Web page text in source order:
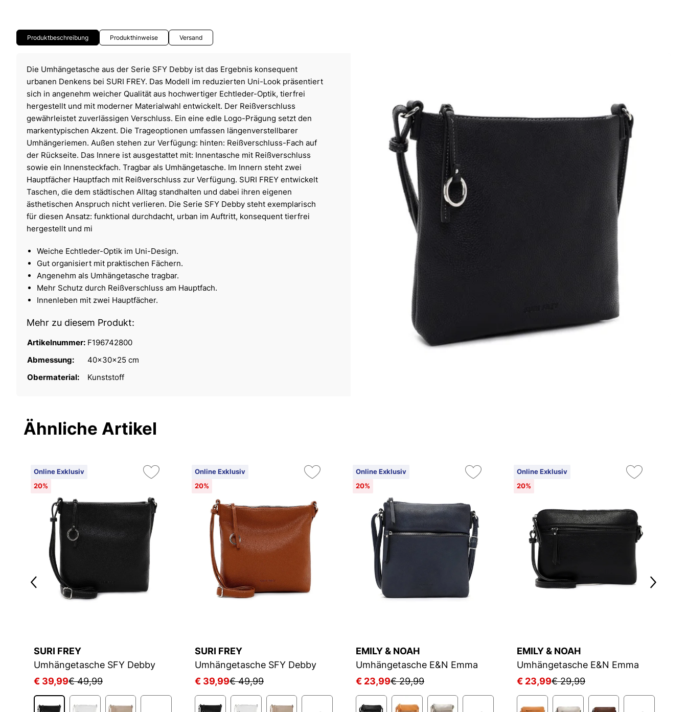
Produktbeschreibung Produkthinweise Versand
Die Umhängetasche aus der Serie SFY Debby ist das Ergebnis konsequent
urbanen Denkens bei SURI FREY. Das Modell im reduzierten Uni-Look präsentiert
sich in angenehm weicher Qualität aus hochwertiger Echtleder-Optik, tierfrei
hergestellt und mit moderner Materialwahl entwickelt. Der Reißverschluss
gewährleistet zuverlässigen Verschluss. Ein eine edle Logo-Prägung setzt den
markentypischen Akzent. Die Trageoptionen umfassen längenverstellbarer
Umhängeriemen. Außen stehen zur Verfügung: hinten: Reißverschluss-Fach auf
der Rückseite. Das Innere ist ausgestattet mit: Innentasche mit Reißverschluss
sowie ein Innensteckfach. Tragbar als Umhängetasche. Im Innern steht zwei
Hauptfächer Hauptfach mit Reißverschluss zur Verfügung. SURI FREY entwickelt
Taschen, die dem städtischen Alltag standhalten und dabei ihren eigenen
ästhetischen Anspruch nicht verlieren. Die Serie SFY Debby steht exemplarisch
für diesen Ansatz: funktional durchdacht, urban im Auftritt, konsequent tierfrei
hergestellt und mi
Weiche Echtleder-Optik im Uni-Design.
Gut organisiert mit praktischen Fächern.
Angenehm als Umhängetasche tragbar.
Mehr Schutz durch Reißverschluss am Hauptfach.
Innenleben mit zwei Hauptfächer.
Mehr zu diesem Produkt:
Artikelnummer: F196742800
Abmessung:
40x30x25 cm
Obermaterial:
Kunststoff
Ähnliche Artikel
Online Exklusiv
20%
SURI FREY
Umhängetasche SFY Debby
€ 39,99€ 49,99
Online Exklusiv
20%
SURI FREY
Umhängetasche SFY Debby
€ 39,99€ 49,99
Online Exklusiv
20%
EMILY & NOAH
Umhängetasche E&N Emma
€ 23,99€ 29,99
Online Exklusiv
20%
EMILY & NOAH
Umhängetasche E&N Emma
€ 23,99€ 29,99